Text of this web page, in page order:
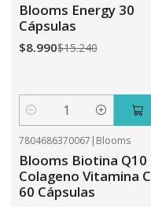
Blooms Energy 30
Cápsulas
$8.990$15.240
Cantidad
7804686370067 | Blooms
Blooms Biotina Q10
Colageno Vitamina C
60 Cápsulas